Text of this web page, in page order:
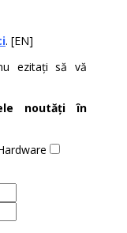
. [EN]
ezitați să vă
noutăți în